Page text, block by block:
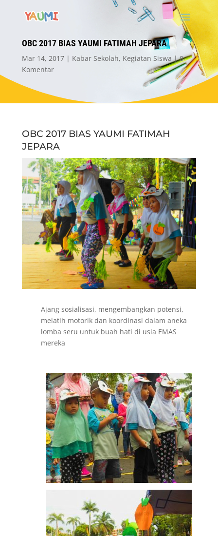
OBC 2017 BIAS YAUMI FATIMAH JEPARA
Mar 14, 2017 Kabar Sekolah, Kegiatan Siswa
0
Komentar
OBC 2017 BIAS YAUMI FATIMAH
JEPARA
Ajang sosialisasi, mengembangkan potensi,
melatih motorik dan koordinasi dalam aneka
lomba seru untuk buah hati di usia EMAS
mereka